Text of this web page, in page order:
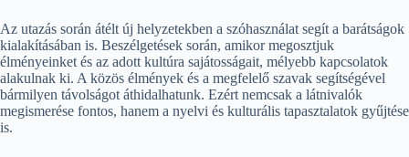
Az utazás során átélt új helyzetekben a szóhasználat segít a barátságok
kialakításában is. Beszélgetések során, amikor megosztjuk
élményeinket és az adott kultúra sajátosságait, mélyebb kapcsolatok
alakulnak ki. A közös élmények és a megfelelő szavak segítségével
bármilyen távolságot áthidalhatunk. Ezért nemcsak a látnivalók
megismerése fontos, hanem a nyelvi és kulturális tapasztalatok gyűjtése
is.